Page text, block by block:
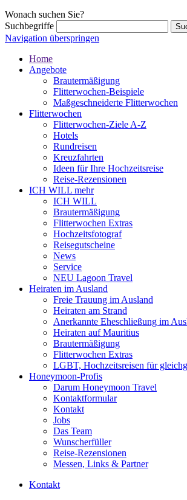
Wonach suchen Sie?
Suchbegriffe
Navigation überspringen
Home
Angebote
Brautermäßigung
Flitterwochen-Beispiele
Maßgeschneiderte Flitterwochen
Flitterwochen
Flitterwochen-Ziele A-Z
Hotels
Rundreisen
Kreuzfahrten
Ideen für Ihre Hochzeitsreise
Reise-Rezensionen
ICH WILL mehr
ICH WILL
Brautermäßigung
Flitterwochen Extras
Hochzeitsfotograf
Reisegutscheine
News
Service
NEU Lagoon Travel
Heiraten im Ausland
Freie Trauung im Ausland
Heiraten am Strand
Anerkannte Eheschließung im
Heiraten auf Mauritius
Brautermäßigung
Flitterwochen Extras
LGBT, Hochzeitsreisen für
Honeymoon-Profis
Darum Honeymoon Travel
Kontaktformular
Kontakt
Jobs
Das Team
Wunscherfüller
Reise-Rezensionen
Messen, Links & Partner
Kontakt